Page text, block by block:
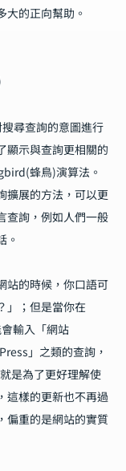
大的正向幫助。
尋查詢的意圖進行
顯示與查詢更相關的
蜂鳥)演算法。
擴展的方法，可以更
查詢，例如人們一般
。
站的時候，你口語可
」；但是當你在
輸入「網站
」之類的查詢，
是為了更好理解使
這樣的更新也不再過
偏重的是網站的實質